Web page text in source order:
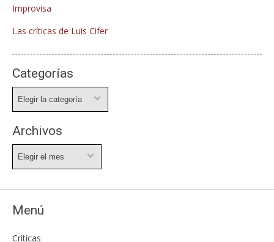
Improvisa
Las críticas de Luis Cifer
Categorías
Archivos
Menú
Críticas